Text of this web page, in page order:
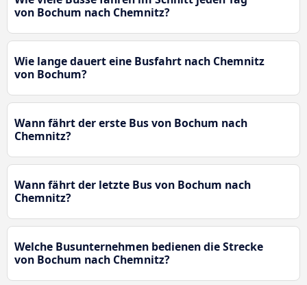
von Bochum nach Chemnitz?
Wie lange dauert eine Busfahrt nach Chemnitz
von Bochum?
Wann fährt der erste Bus von Bochum nach
Chemnitz?
Wann fährt der letzte Bus von Bochum nach
Chemnitz?
Welche Busunternehmen bedienen die Strecke
von Bochum nach Chemnitz?